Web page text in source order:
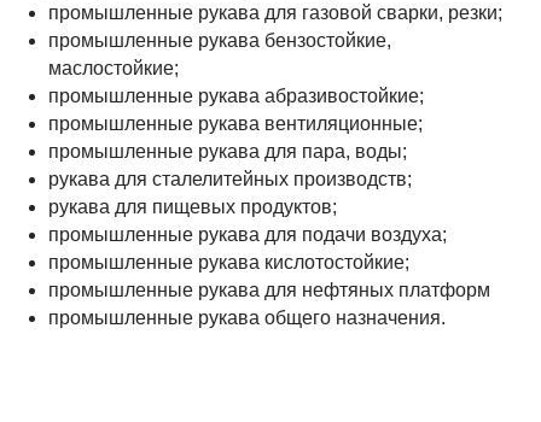
промышленные рукава для газовой сварки, резки;
промышленные рукава бензостойкие,
маслостойкие;
промышленные рукава абразивостойкие;
промышленные рукава вентиляционные;
промышленные рукава для пара, воды;
рукава для сталелитейных производств;
рукава для пищевых продуктов;
промышленные рукава для подачи воздуха;
промышленные рукава кислотостойкие;
промышленные рукава для нефтяных платформ
промышленные рукава общего назначения.